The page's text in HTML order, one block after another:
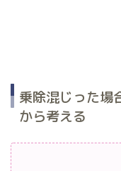
乗除混じった場
から考える